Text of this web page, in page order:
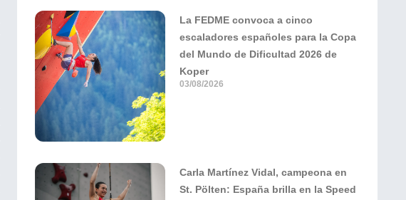
La FEDME convoca a cinco
escaladores españoles para la Copa
del Mundo de Dificultad 2026 de
Koper
03/08/2026
Carla Martínez Vidal, campeona en
St. Pölten: España brilla en la Speed